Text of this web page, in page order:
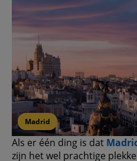
Madrid
Als er één ding is dat
zijn het wel prachtige